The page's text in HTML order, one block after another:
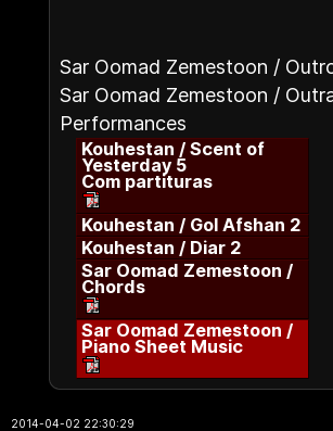
Sar Oomad Zemestoon /
Sar Oomad Zemestoon /
Performances
Kouhestan / Scent of
Yesterday 5
Com partituras
Kouhestan / Gol Afshan 2
Kouhestan / Diar 2
Sar Oomad Zemestoon /
Chords
Sar Oomad Zemestoon /
Piano Sheet Music
2014-04-02 22:30:29